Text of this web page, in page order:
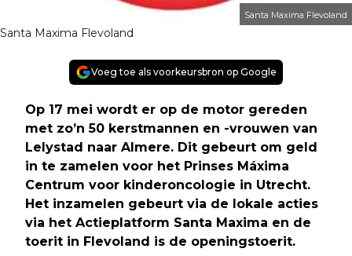
Santa Maxima Flevoland
Santa Maxima Flevoland
Voeg toe als voorkeursbron op Google
Op 17 mei wordt er op de motor gereden
met zo’n 50 kerstmannen en -vrouwen van
Lelystad naar Almere. Dit gebeurt om geld
in te zamelen voor het Prinses Máxima
Centrum voor kinderoncologie in Utrecht.
Het inzamelen gebeurt via de lokale acties
via het Actieplatform Santa Maxima en de
toerit in Flevoland is de openingstoerit.